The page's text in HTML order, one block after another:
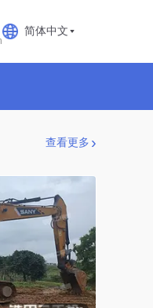
简体中文
查看更多